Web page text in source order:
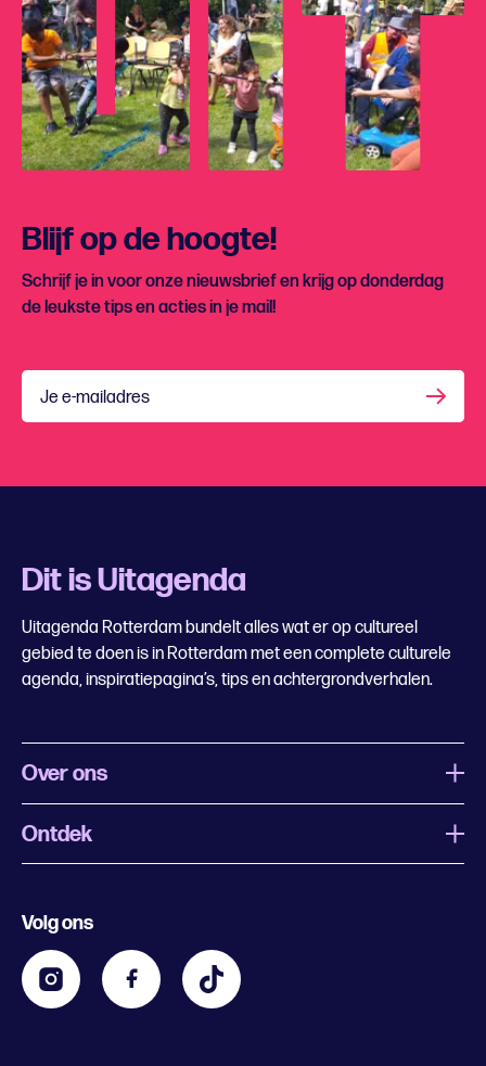
Blijf op de hoogte!
Schrijf je in voor onze nieuwsbrief en krijg op donderdag
de leukste tips en acties in je mail!
Je e-mailadres
Dit is Uitagenda
Uitagenda Rotterdam bundelt alles wat er op cultureel
gebied te doen is in Rotterdam met een complete culturele
agenda, inspiratiepagina’s, tips en achtergrondverhalen.
Over ons
Wat is Uitagenda Rotterdam
Contact
Zakelijk
Ontdek
Kids
Volg ons